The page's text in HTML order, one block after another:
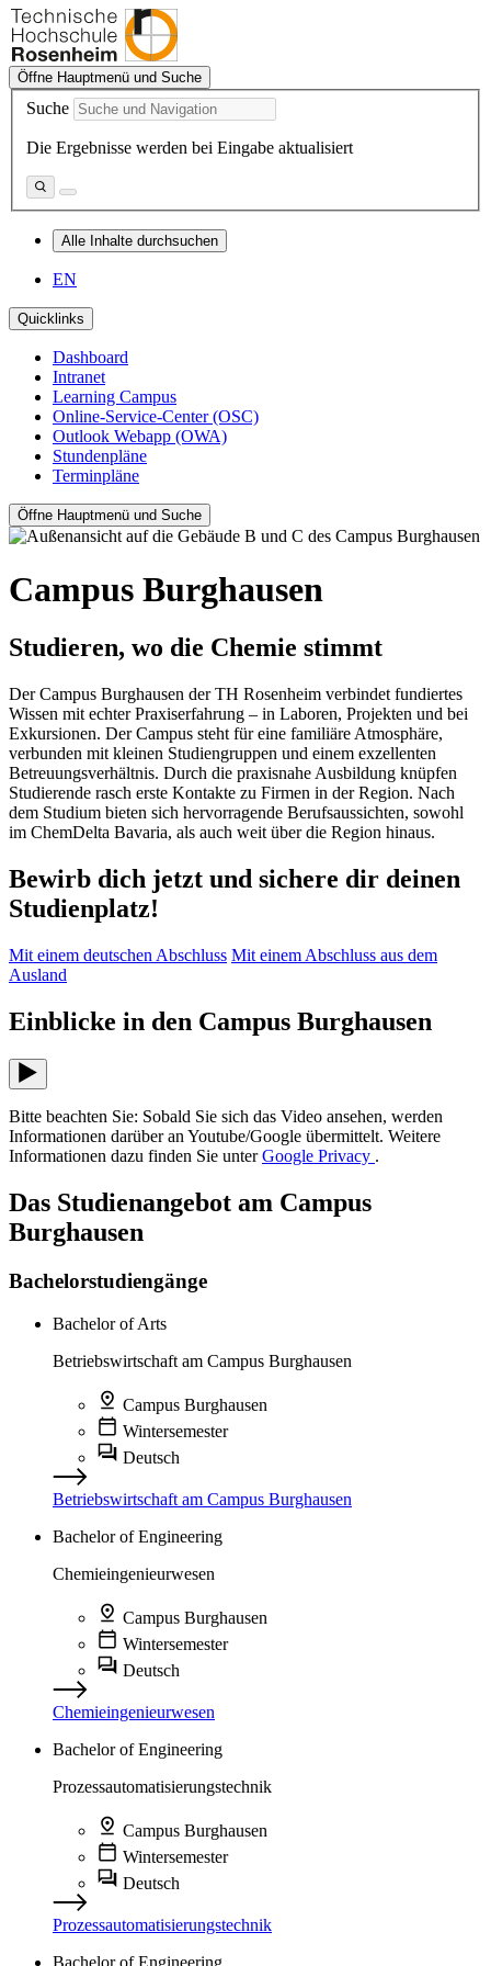
Öffne Hauptmenü und Suche
Suche
Die Ergebnisse werden bei Eingabe aktualisiert
Alle Inhalte durchsuchen
EN
Quicklinks
Dashboard
Intranet
Learning Campus
Online-Service-Center (OSC)
Outlook Webapp (OWA)
Stundenpläne
Terminpläne
Öffne Hauptmenü und Suche
Campus Burghausen
Studieren, wo die Chemie stimmt
Der Campus Burghausen der TH Rosenheim verbindet fundiertes
Wissen mit echter Praxiserfahrung – in Laboren, Projekten und bei
Exkursionen. Der Campus steht für eine familiäre Atmosphäre,
verbunden mit kleinen Studiengruppen und einem exzellenten
Betreuungsverhältnis. Durch die praxisnahe Ausbildung knüpfen
Studierende rasch erste Kontakte zu Firmen in der Region. Nach
dem Studium bieten sich hervorragende Berufsaussichten, sowohl
im ChemDelta Bavaria, als auch weit über die Region hinaus.
Bewirb dich jetzt und sichere dir deinen
Studienplatz!
Mit einem deutschen Abschluss Mit einem Abschluss aus dem
Ausland
Einblicke in den Campus Burghausen
Bitte beachten Sie: Sobald Sie sich das Video ansehen, werden
Informationen darüber an Youtube/Google übermittelt. Weitere
Informationen dazu finden Sie unterGoogle Privacy .
Das Studienangebot am Campus
Burghausen
Bachelorstudiengänge
Bachelor of Arts
Betriebswirtschaft am Campus Burghausen
Campus Burghausen
Wintersemester
Deutsch
Betriebswirtschaft am Campus Burghausen
Bachelor of Engineering
Chemieingenieurwesen
Campus Burghausen
Wintersemester
Deutsch
Chemieingenieurwesen
Bachelor of Engineering
Prozessautomatisierungstechnik
Campus Burghausen
Wintersemester
Deutsch
Prozessautomatisierungstechnik
Bachelor of Engineering